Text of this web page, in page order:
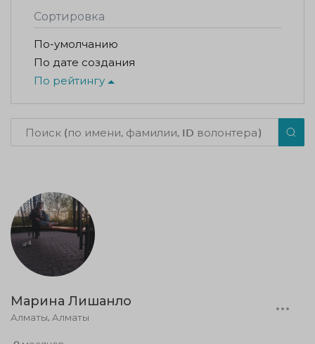
Сортировка
По-умолчанию
По дате создания
По рейтингу
Марина Лишанло
Алматы, Алматы